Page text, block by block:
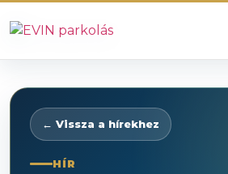
← Vissza a hírekhez
HÍR